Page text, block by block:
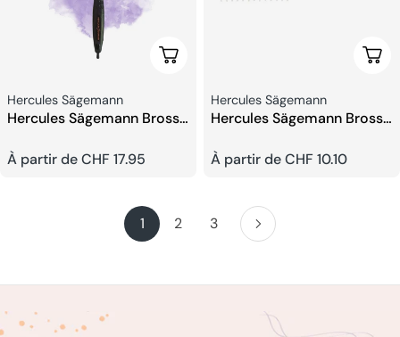
Choisissez Les Options
Fournisseur:
Hercules Sägemann
Hercules Sägemann Brosse
Prix
À partir de CHF 17.95
Fournisseur:
Hercules Sägemann
Hercules Sägemann Brosse
Prix
habituel
À partir de CHF 10.10
1 2 3